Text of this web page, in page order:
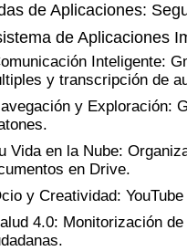
de Aplicaciones:
de Aplicaciones
Inteligente:
y transcripción de
y Exploración:
Vida en la Nube:
en Drive.
y Creatividad:
4.0: Monitorización